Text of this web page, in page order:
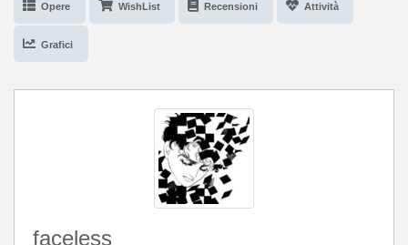
Opere WishList Recensioni Attività
Grafici
faceless